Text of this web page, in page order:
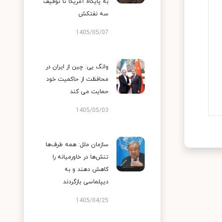
سه نفتکش
1405/05/07
وانگ یی: چین از ایران در
محافظت از حاکمیت خود
حمایت می کند
1405/05/03
سازمان ملل: همه طرف‌ها
تنش‌ها در خاورمیانه را
کاهش دهند و به
دیپلماسی بازگردند
1405/04/25